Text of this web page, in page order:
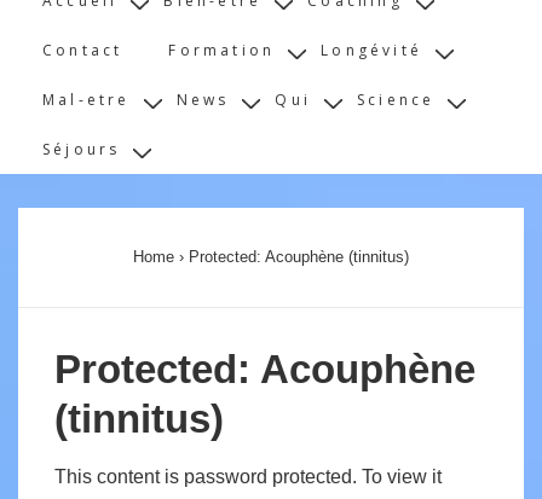
Contact Formation Longévité
Mal-etre News Qui Science
Séjours
Home › Protected: Acouphène (tinnitus)
Protected: Acouphène
(tinnitus)
This content is password protected. To view it